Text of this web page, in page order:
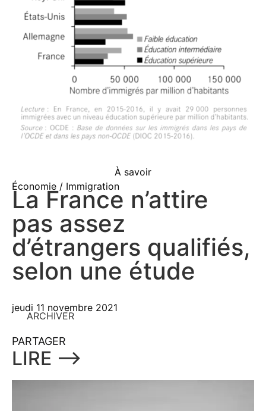
À savoir
Économie / Immigration
La France n’attire
pas assez
d’étrangers qualifiés,
selon une étude
jeudi 11 novembre 2021
ARCHIVER
PARTAGER
LIRE ⟶